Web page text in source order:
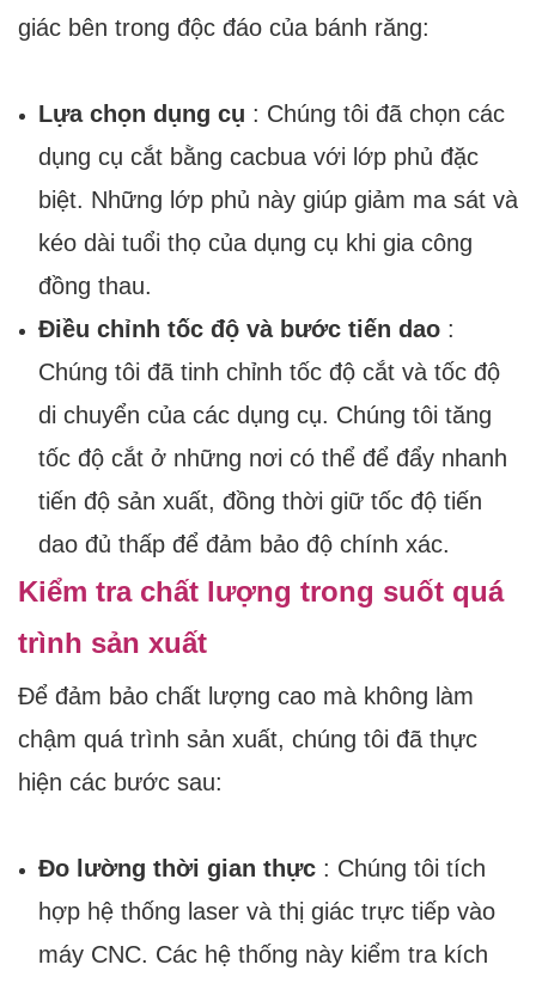
giác bên trong độc đáo của bánh răng:
Lựa chọn dụng cụ : Chúng tôi đã chọn các
dụng cụ cắt bằng cacbua với lớp phủ đặc
biệt. Những lớp phủ này giúp giảm ma sát và
kéo dài tuổi thọ của dụng cụ khi gia công
đồng thau.
Điều chỉnh tốc độ và bước tiến dao:
Chúng tôi đã tinh chỉnh tốc độ cắt và tốc độ
di chuyển của các dụng cụ. Chúng tôi tăng
tốc độ cắt ở những nơi có thể để đẩy nhanh
tiến độ sản xuất, đồng thời giữ tốc độ tiến
dao đủ thấp để đảm bảo độ chính xác.
Kiểm tra chất lượng trong suốt quá
trình sản xuất
Để đảm bảo chất lượng cao mà không làm
chậm quá trình sản xuất, chúng tôi đã thực
hiện các bước sau:
Đo lường thời gian thực: Chúng tôi tích
hợp hệ thống laser và thị giác trực tiếp vào
máy CNC. Các hệ thống này kiểm tra kích